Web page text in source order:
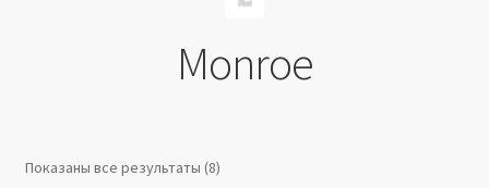
Политика в отношении обработки персональных
Monroe
Показаны все результаты (8)